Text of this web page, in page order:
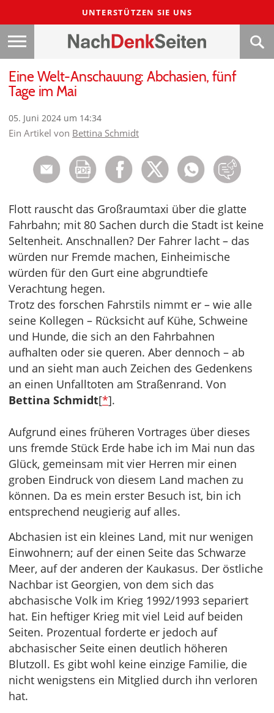
UNTERSTÜTZEN SIE UNS
Eine Welt-Anschauung: Abchasien, fünf
Tage im Mai
05. Juni 2024 um 14:34
Ein Artikel von Bettina Schmidt
Flott rauscht das Großraumtaxi über die glatte
Fahrbahn; mit 80 Sachen durch die Stadt ist keine
Seltenheit. Anschnallen? Der Fahrer lacht – das
würden nur Fremde machen, Einheimische
würden für den Gurt eine abgrundtiefe
Verachtung hegen.
Trotz des forschen Fahrstils nimmt er – wie alle
seine Kollegen – Rücksicht auf Kühe, Schweine
und Hunde, die sich an den Fahrbahnen
aufhalten oder sie queren. Aber dennoch – ab
und an sieht man auch Zeichen des Gedenkens
an einen Unfalltoten am Straßenrand. Von
Bettina Schmidt[*].
Aufgrund eines früheren Vortrages über dieses
uns fremde Stück Erde habe ich im Mai nun das
Glück, gemeinsam mit vier Herren mir einen
groben Eindruck von diesem Land machen zu
können. Da es mein erster Besuch ist, bin ich
entsprechend neugierig auf alles.
Abchasien ist ein kleines Land, mit nur wenigen
Einwohnern; auf der einen Seite das Schwarze
Meer, auf der anderen der Kaukasus. Der östliche
Nachbar ist Georgien, von dem sich das
abchasische Volk im Krieg 1992/1993 separiert
hat. Ein heftiger Krieg mit viel Leid auf beiden
Seiten. Prozentual forderte er jedoch auf
abchasischer Seite einen deutlich höheren
Blutzoll. Es gibt wohl keine einzige Familie, die
nicht wenigstens ein Mitglied durch ihn verloren
hat.